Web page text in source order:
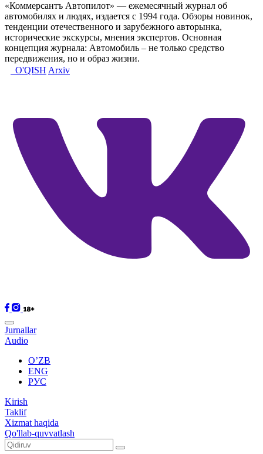
«Коммерсантъ Автопилот» — ежемесячный журнал об
автомобилях и людях, издается с 1994 года. Обзоры новинок,
тенденции отечественного и зарубежного авторынка,
исторические экскурсы, мнения экспертов. Основная
концепция журнала: Автомобиль – не только средство
передвижения, но и образ жизни.
O'QISH Arxiv
Jurnallar
Audio
O’ZB
ENG
РУС
Kirish
Taklif
Xizmat haqida
Qo'llab-quvvatlash